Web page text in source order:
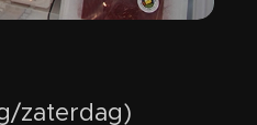
zaterdag)